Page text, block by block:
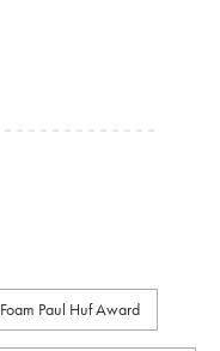
Foam Paul Huf Award